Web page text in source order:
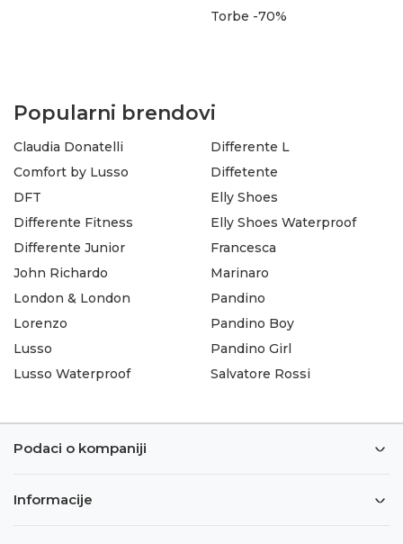
Torbe -70%
Popularni brendovi
Claudia Donatelli
Comfort by Lusso
DFT
Differente Fitness
Differente Junior
Differente L
Diffetente
Elly Shoes
Elly Shoes Waterproof
Francesca
John Richardo
London & London
Lorenzo
Lusso
Lusso Waterproof
Marinaro
Pandino
Pandino Boy
Pandino Girl
Salvatore Rossi
Podaci o kompaniji
Informacije